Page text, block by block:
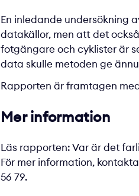
En inledande undersökning
datakällor, men att det
fotgängare och cyklister är
data skulle metoden ge
Rapporten är framtagen
Mer information
Läs rapporten:Var är det
För mer information, kontakta
56 79.